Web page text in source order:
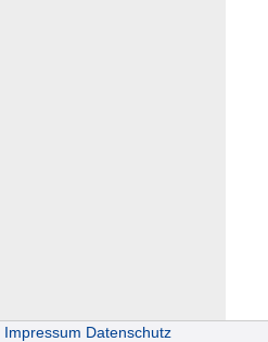
Impressum Datenschutz